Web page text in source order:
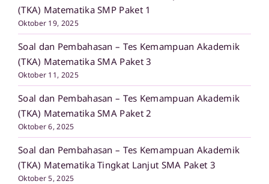
(TKA) Matematika SMP Paket 1
Oktober 19, 2025
Soal dan Pembahasan – Tes Kemampuan Akademik
(TKA) Matematika SMA Paket 3
Oktober 11, 2025
Soal dan Pembahasan – Tes Kemampuan Akademik
(TKA) Matematika SMA Paket 2
Oktober 6, 2025
Soal dan Pembahasan – Tes Kemampuan Akademik
(TKA) Matematika Tingkat Lanjut SMA Paket 3
Oktober 5, 2025